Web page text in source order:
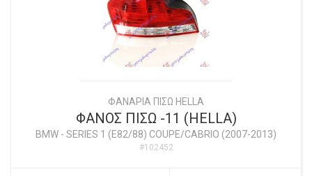
ΦΑΝΑΡΙΑ ΠΙΣΩ HELLA
ΦΑΝΟΣ ΠΙΣΩ -11 (HELLA)
BMW - SERIES 1 (E82/88) COUPE/CABRIO (2007-2013)
#102452